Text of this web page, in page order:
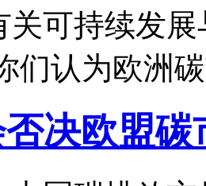
关可持续发
们认为欧洲
决欧盟